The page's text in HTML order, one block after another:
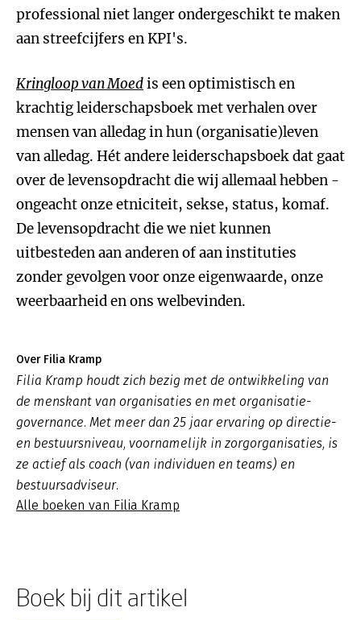
professional niet langer ondergeschikt te maken
aan streefcijfers en KPI's.
Kringloop van Moedis een optimistisch en
krachtig leiderschapsboek met verhalen over
mensen van alledag in hun (organisatie)leven
van alledag. Hét andere leiderschapsboek dat gaat
over de levensopdracht die wij allemaal hebben -
ongeacht onze etniciteit, sekse, status, komaf.
De levensopdracht die we niet kunnen
uitbesteden aan anderen of aan instituties
zonder gevolgen voor onze eigenwaarde, onze
weerbaarheid en ons welbevinden.
Over Filia Kramp
Filia Kramp houdt zich bezig met de ontwikkeling van
de menskant van organisaties en met organisatie-
governance. Met meer dan 25 jaar ervaring op directie-
en bestuursniveau, voornamelijk in zorgorganisaties, is
ze actief als coach (van individuen en teams) en
bestuursadviseur.
Alle boeken van Filia Kramp
Boek bij dit artikel